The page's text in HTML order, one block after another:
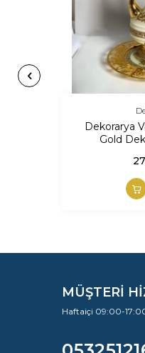
Dekorarya
Gold
MÜŞTERİ
Haftaiçi 09:00-